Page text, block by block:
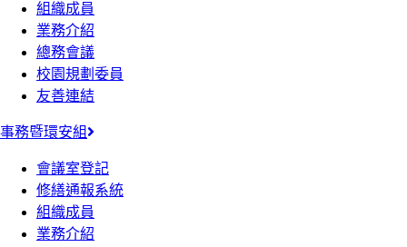
組織成員
業務介紹
總務會議
校園規劃委員
友善連結
事務暨環安組
會議室登記
修繕通報系統
組織成員
業務介紹